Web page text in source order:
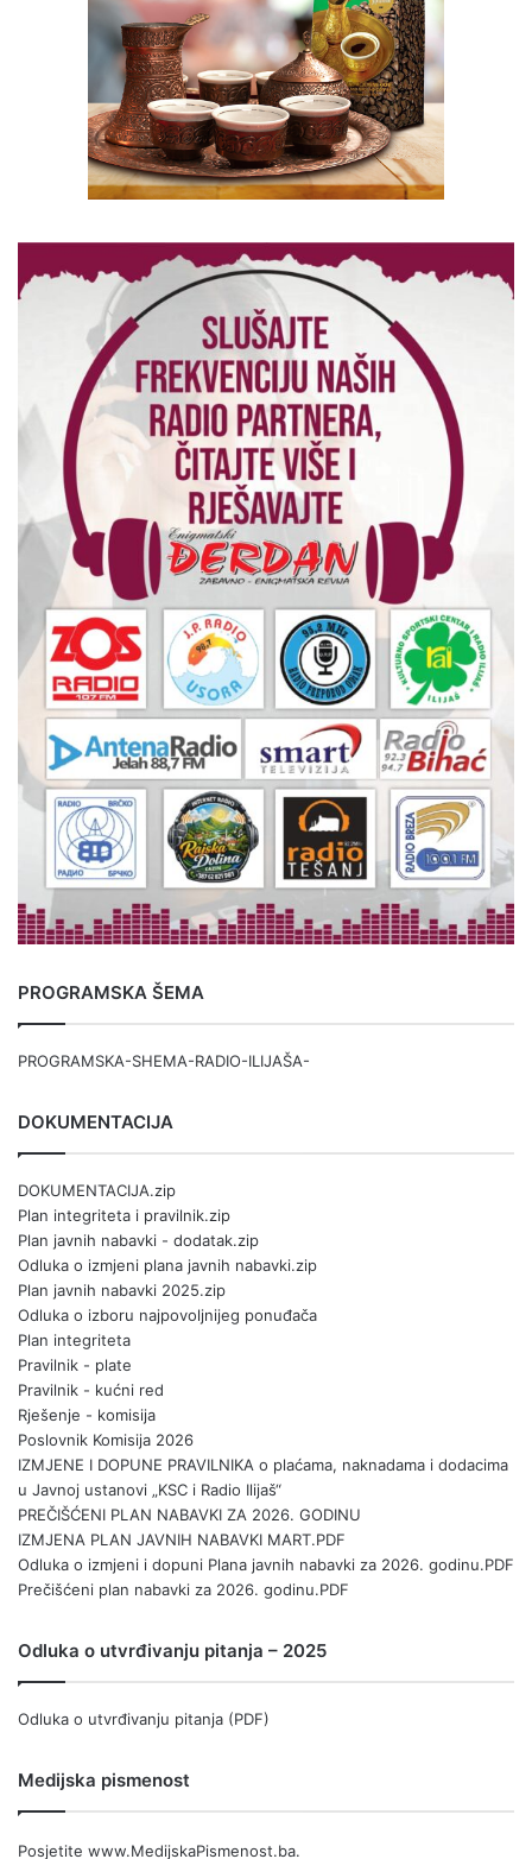
PROGRAMSKA ŠEMA
PROGRAMSKA-SHEMA-RADIO-ILIJAŠA-
DOKUMENTACIJA
DOKUMENTACIJA.zip
Plan integriteta i pravilnik.zip
Plan javnih nabavki - dodatak.zip
Odluka o izmjeni plana javnih nabavki.zip
Plan javnih nabavki 2025.zip
Odluka o izboru najpovoljnijeg ponuđača
Plan integriteta
Pravilnik - plate
Pravilnik - kućni red
Rješenje - komisija
Poslovnik Komisija 2026
IZMJENE I DOPUNE PRAVILNIKA o plaćama, naknadama i dodacima
u Javnoj ustanovi „KSC i Radio Ilijaš“
PREČIŠĆENI PLAN NABAVKI ZA 2026. GODINU
IZMJENA PLAN JAVNIH NABAVKI MART.PDF
Odluka o izmjeni i dopuni Plana javnih nabavki za 2026. godinu.PDF
Prečišćeni plan nabavki za 2026. godinu.PDF
Odluka o utvrđivanju pitanja – 2025
Odluka o utvrđivanju pitanja (PDF)
Medijska pismenost
Posjetite www.MedijskaPismenost.ba.